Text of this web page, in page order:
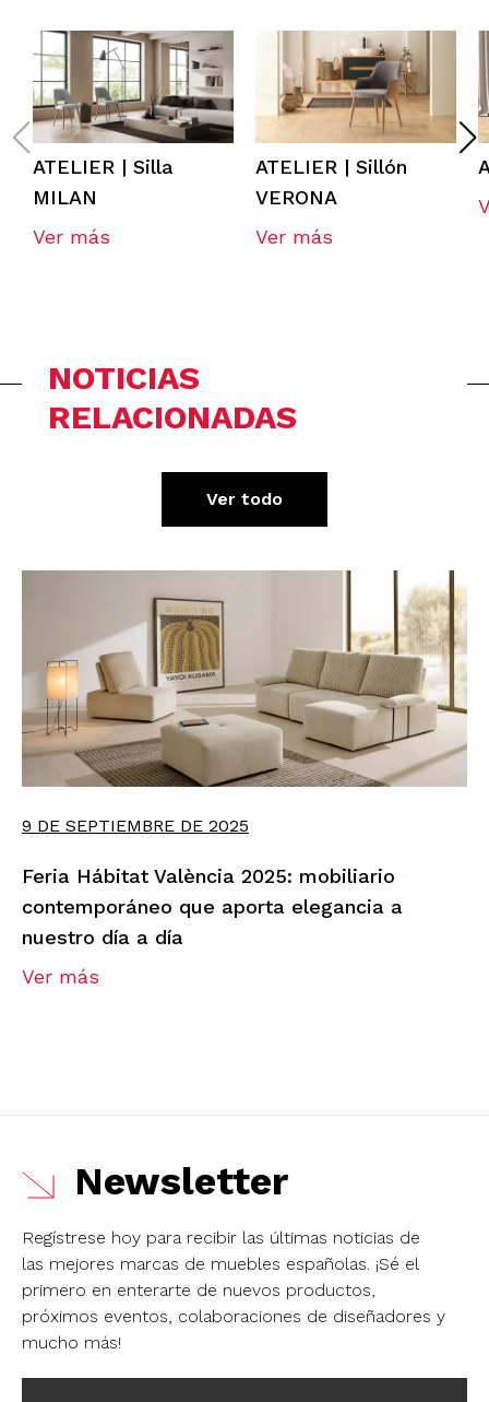
ATELIER | Silla
MILAN
Ver más
ATELIER | Sillón
VERONA
Ver más
NOTICIAS
RELACIONADAS
Ver todo
9 DE SEPTIEMBRE DE 2025
Feria Hábitat València 2025: mobiliario
contemporáneo que aporta elegancia a
nuestro día a día
Ver más
Newsletter
Regístrese hoy para recibir las últimas noticias de
las mejores marcas de muebles españolas. ¡Sé el
primero en enterarte de nuevos productos,
próximos eventos, colaboraciones de diseñadores y
mucho más!